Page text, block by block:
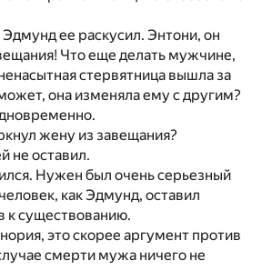
ее раскусил. Энтони, он
Что еще делать мужчине,
стервятница вышла за
она изменяла ему с другим?
жену из завещания?
не оставил.
Нужен был очень серьезный
как Эдмунд, оставил
к существованию.
это скорее аргумент против
смерти мужа ничего не